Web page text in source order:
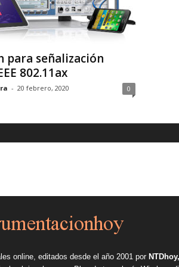
para señalización
802.11ax
- 20 febrero, 2020 0
online, editados desde el año 2001 por